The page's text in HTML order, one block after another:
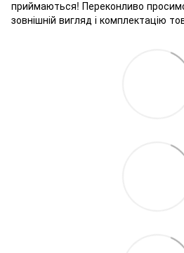
приймаються! Переконливо
зовнішній вигляд і комплектацію